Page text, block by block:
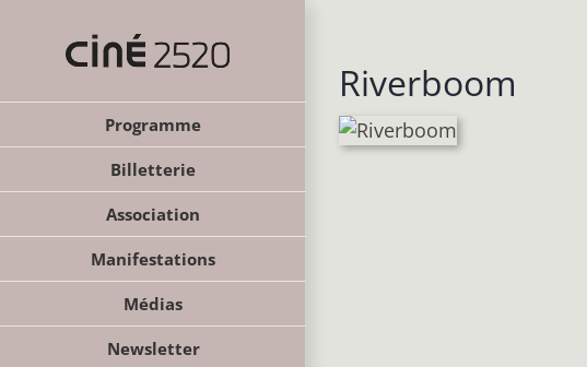
contenu
Programme
Billetterie
Association
Manifestations
Médias
Newsletter
Riverboom